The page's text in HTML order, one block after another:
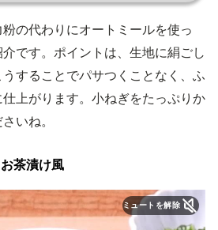
の代わりにオートミールを使っ
です。ポイントは、生地に絹ごし
することでパサつくことなく、ふ
上がります。小ねぎをたっぷりか
いね。
茶漬け風
ミュートを解除